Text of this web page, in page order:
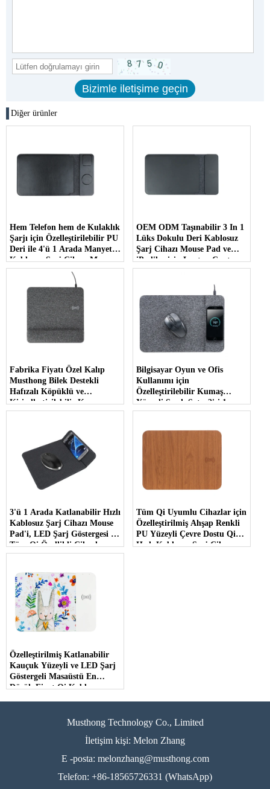
Diğer ürünler
Hem Telefon hem de Kulaklık
Şarjı için Özelleştirilebilir PU
Deri ile 4'ü 1 Arada Manyetik
Kablosuz Şarj Cihazı Mouse
Pad ve Dizüstü Bilgisayar
Kılıfı (MH-D89B)
OEM ODM Taşınabilir 3 In 1
Lüks Dokulu Deri Kablosuz
Şarj Cihazı Mouse Pad ve
iPad'ler için Laptop Çantası
Depolama Kılıfı (MH-D89)
Fabrika Fiyatı Özel Kalıp
Musthong Bilek Destekli
Hafızalı Köpüklü ve
Kişiselleştirilebilir Kumaş
Yüzeyli Kablosuz Şarj Aleti
Bilgisayar Oyun ve Ofis
Kullanımı için
Özelleştirilebilir Kumaş
Yüzeyli Sıcak Satış 2'si 1
Arada 15W Kablosuz Şarj
3'ü 1 Arada Katlanabilir Hızlı
Kablosuz Şarj Cihazı Mouse
Pad'i, LED Şarj Göstergesi ve
Tüm Qi Özellikli Cihazlar
için Telefon Tutucu Standı
Tüm Qi Uyumlu Cihazlar için
Özelleştirilmiş Ahşap Renkli
PU Yüzeyli Çevre Dostu Qi
Hızlı Kablosuz Şarj Cihazı
Özelleştirilmiş Katlanabilir
Kauçuk Yüzeyli ve LED Şarj
Göstergeli Masaüstü En
Düşük Fiyat Qi Kablosuz
Musthong Technology Co., Limited
İletişim kişi: Melon Zhang
E -posta: melonzhang@musthong.com
Telefon: +86-18565726331 (WhatsApp)